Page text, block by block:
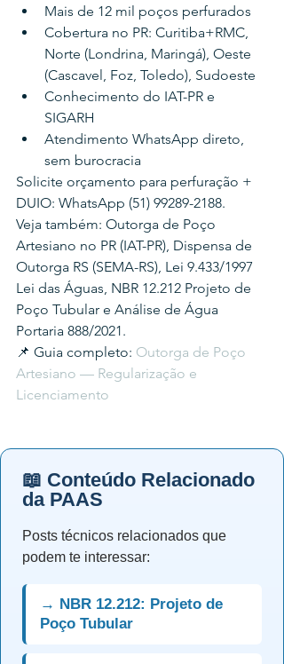
Mais de 12 mil poços perfurados
Cobertura no PR: Curitiba+RMC,
Norte (Londrina, Maringá), Oeste
(Cascavel, Foz, Toledo), Sudoeste
Conhecimento do IAT-PR e
SIGARH
Atendimento WhatsApp direto,
sem burocracia
Solicite orçamento para perfuração +
DUIO: WhatsApp (51) 99289-2188.
Veja também: Outorga de Poço
Artesiano no PR (IAT-PR), Dispensa de
Outorga RS (SEMA-RS), Lei 9.433/1997
Lei das Águas, NBR 12.212 Projeto de
Poço Tubular e Análise de Água
Portaria 888/2021.
📌 Guia completo: Outorga de Poço
Artesiano — Regularização e
Licenciamento
📖 Conteúdo Relacionado
da PAAS
Posts técnicos relacionados que
podem te interessar:
→ NBR 12.212: Projeto de
Poço Tubular